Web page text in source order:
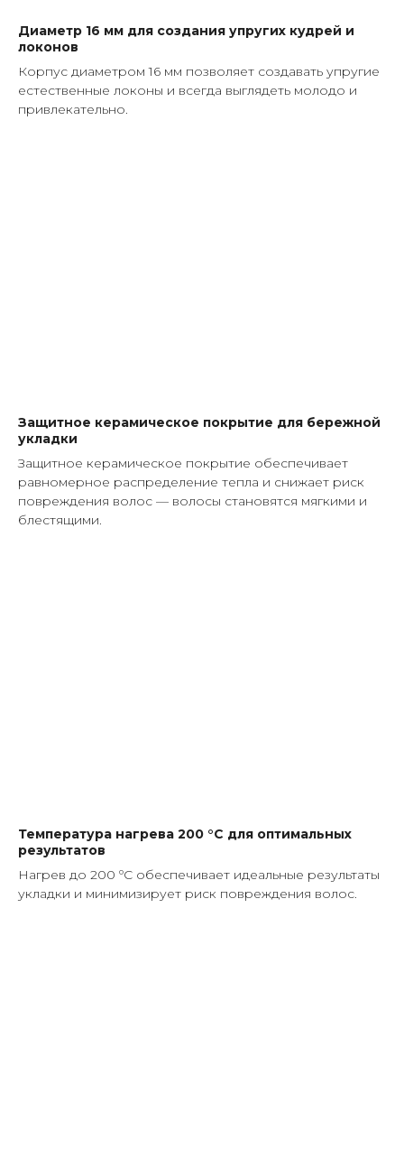
Диаметр 16 мм для создания упругих кудрей и
локонов
Корпус диаметром 16 мм позволяет создавать упругие
естественные локоны и всегда выглядеть молодо и
привлекательно.
Защитное керамическое покрытие для бережной
укладки
Защитное керамическое покрытие обеспечивает
равномерное распределение тепла и снижает риск
повреждения волос — волосы становятся мягкими и
блестящими.
Температура нагрева 200 °C для оптимальных
результатов
Нагрев до 200 ºC обеспечивает идеальные результаты
укладки и минимизирует риск повреждения волос.